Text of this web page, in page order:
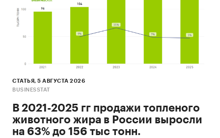
СТАТЬЯ, 5 АВГУСТА 2026
BUSINESSTAT
В 2021-2025 гг продажи топленого
животного жира в России выросли
на 63% до 156 тыс тонн.